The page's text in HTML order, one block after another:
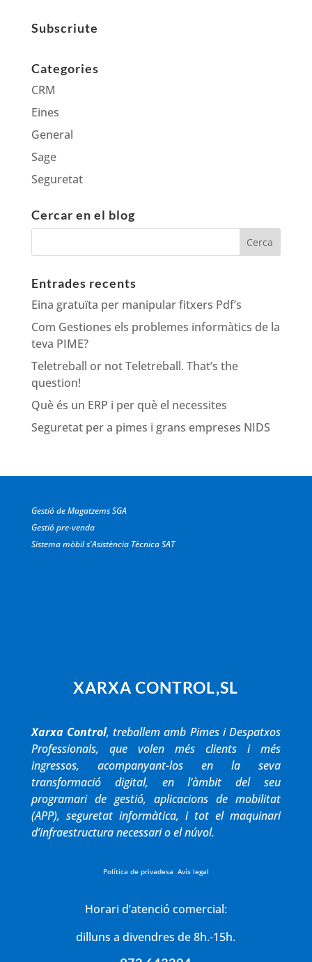
Subscriute
Categories
CRM
Eines
General
Sage
Seguretat
Cercar en el blog
Entrades recents
Eina gratuïta per manipular fitxers Pdf’s
Com Gestiones els problemes informàtics de la
teva PIME?
Teletreball or not Teletreball. That’s the
question!
Què és un ERP i per què el necessites
Seguretat per a pimes i grans empreses NIDS
Gestió de Magatzems SGA
Gestió pre-venda
Sistema mòbil s'Asistència Tècnica SAT
XARXA CONTROL,SL
Xarxa Control, treballem amb Pimes i Despatxos
Professionals, que volen més clients i més
ingressos, acompanyant-los en la seva
transformació digital, en l’àmbit del seu
programari de gestió, aplicacions de mobilitat
(APP), seguretat informàtica, i tot el maquinari
d’infraestructura necessari o el núvol.
Política de privadesa Avís legal
Horari d’atenció comercial:
dilluns a divendres de 8h.-15h.